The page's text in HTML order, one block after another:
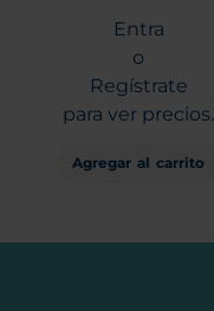
Entra
o
Regístrate
para ver precios.
Agregar al carrito